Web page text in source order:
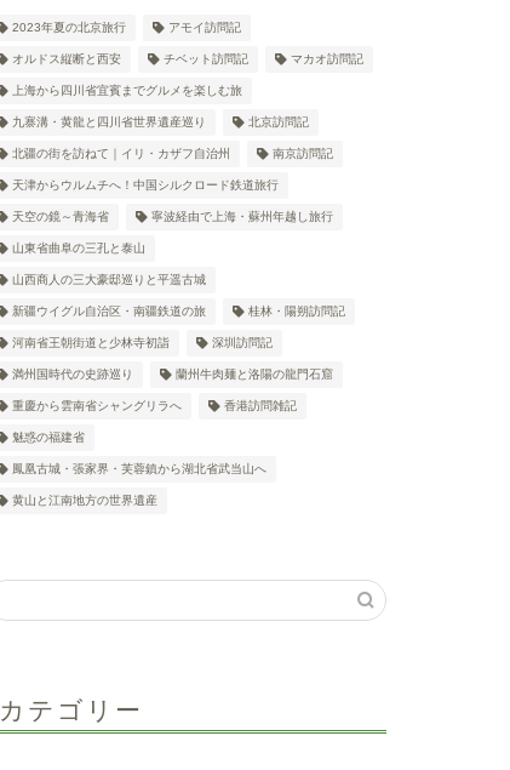
2023年夏の北京旅行 アモイ訪問記
オルドス縦断と西安 チベット訪問記 マカオ訪問記
上海から四川省宜賓までグルメを楽しむ旅
九寨溝・黄龍と四川省世界遺産巡り 北京訪問記
北疆の街を訪ねて｜イリ・カザフ自治州 南京訪問記
天津からウルムチへ！中国シルクロード鉄道旅行
天空の鏡～青海省 寧波経由で上海・蘇州年越し旅行
山東省曲阜の三孔と泰山
山西商人の三大豪邸巡りと平遥古城
新疆ウイグル自治区・南疆鉄道の旅 桂林・陽朔訪問記
河南省王朝街道と少林寺初詣 深圳訪問記
満州国時代の史跡巡り 蘭州牛肉麺と洛陽の龍門石窟
重慶から雲南省シャングリラへ 香港訪問雑記
魅惑の福建省
鳳凰古城・張家界・芙蓉鎮から湖北省武当山へ
黄山と江南地方の世界遺産
カテゴリー